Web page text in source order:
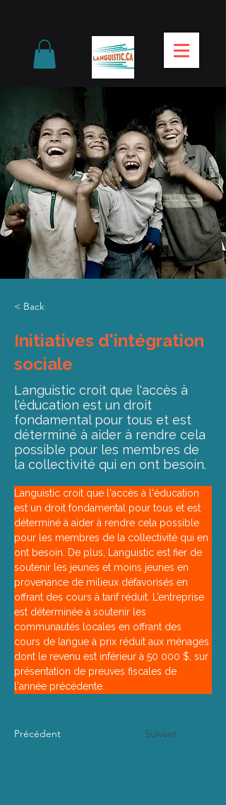
< Back
Initiatives d'intégration
sociale
Languistic croit que l'accès à
l'éducation est un droit
fondamental pour tous et est
déterminé à aider à rendre cela
possible pour les membres de
la collectivité qui en ont besoin.
Languistic croit que l'accès à l'éducation
est un droit fondamental pour tous et est
déterminé à aider à rendre cela possible
pour les membres de la collectivité qui en
ont besoin. De plus, Languistic est fier de
soutenir les jeunes et moins jeunes en
provenance de milieux défavorisés en
offrant des cours à tarif réduit. L’entreprise
est déterminée à soutenir les
communautés locales en offrant des
cours de langue à prix réduit aux ménages
dont le revenu est inférieur à 50 000 $, sur
présentation de preuves fiscales de
l'année précédente.
Précédent Suivant